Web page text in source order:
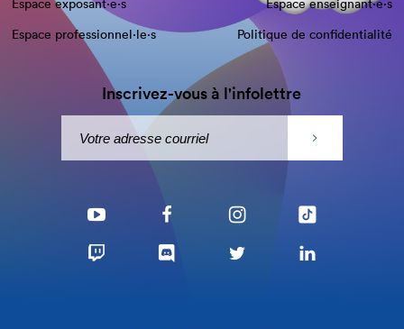
Espace exposant·e⋅s
Espace enseignant·e⋅s
Espace professionnel·le⋅s
Politique de confidentialité
Inscrivez-vous à l'infolettre